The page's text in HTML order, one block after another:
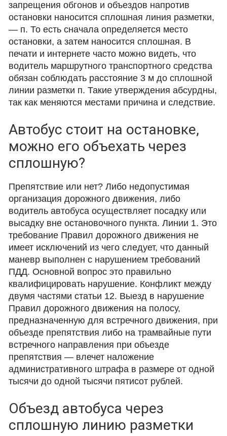
запрещения обгонов и объездов напротив
остановки наносится сплошная линия разметки,
— п. То есть сначала определяется место
остановки, а затем наносится сплошная. В
печати и интернете часто можно видеть, что
водитель маршрутного транспортного средства
обязан соблюдать расстояние 3 м до сплошной
линии разметки п. Такие утверждения абсурдны,
так как меняются местами причина и следствие.
Автобус стоит на остановке,
можно его объехать через
сплошную?
Препятствие или нет? Либо недопустимая
организация дорожного движения, либо
водитель автобуса осуществляет посадку или
высадку вне остановочного пункта. Линии 1. Это
требование Правил дорожного движения не
имеет исключений из чего следует, что данный
маневр выполнен с нарушением требований
ПДД. Основной вопрос это правильно
квалифицировать нарушение. Конфликт между
двумя частями статьи 12. Выезд в нарушение
Правил дорожного движения на полосу,
предназначенную для встречного движения, при
объезде препятствия либо на трамвайные пути
встречного направления при объезде
препятствия — влечет наложение
административного штрафа в размере от одной
тысячи до одной тысячи пятисот рублей.
Объезд автобуса через
сплошную линию разметки